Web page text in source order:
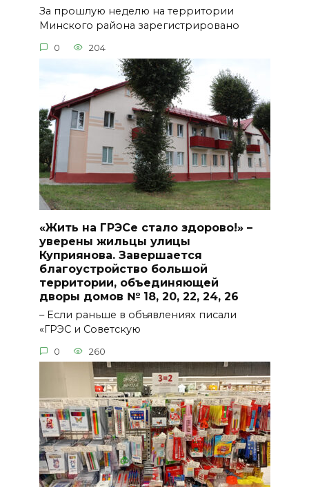
За прошлую неделю на территории
Минского района зарегистрировано
0 204
«Жить на ГРЭСе стало здорово!» –
уверены жильцы улицы
Куприянова. Завершается
благоустройство большой
территории, объединяющей
дворы домов № 18, 20, 22, 24, 26
– Если раньше в объявлениях писали
«ГРЭС и Советскую
0 260